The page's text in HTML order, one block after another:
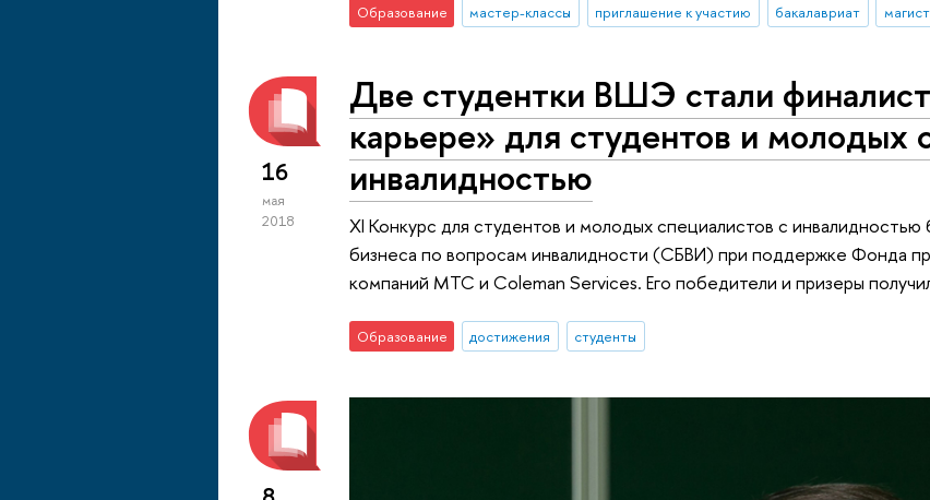
Образование мастер-классы приглашение к участию бакалавриат
16
мая
2018
Две студентки ВШЭ стали
карьере» для студентов и молодых
инвалидностью
XI Конкурс для студентов и молодых специалистов с
бизнеса по вопросам инвалидности (СБВИ) при поддержке Фонда
компаний МТС и Coleman Services. Его победители и призеры
Образование достижения студенты